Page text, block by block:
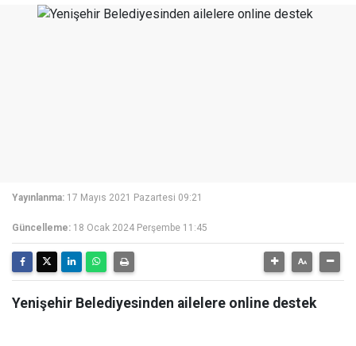
Yayınlanma: 17 Mayıs 2021 Pazartesi 09:21
Güncelleme: 18 Ocak 2024 Perşembe 11:45
Yenişehir Belediyesinden ailelere online destek